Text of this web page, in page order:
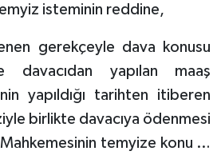
isteminin reddine,
gerekçeyle dava konusu
yapılan maaş
yapıldığı tarihten itiberen
birlikte davacıya ödenmesi
temyize konu …